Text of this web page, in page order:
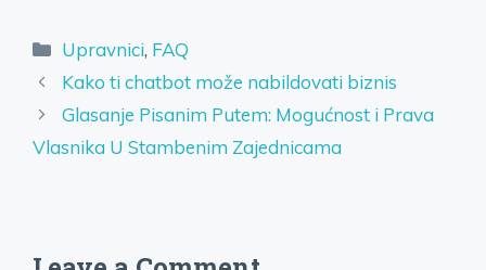
Categories
Upravnici, FAQ
Kako ti chatbot može nabildovati biznis
Glasanje Pisanim Putem: Mogućnost i Prava
Vlasnika U Stambenim Zajednicama